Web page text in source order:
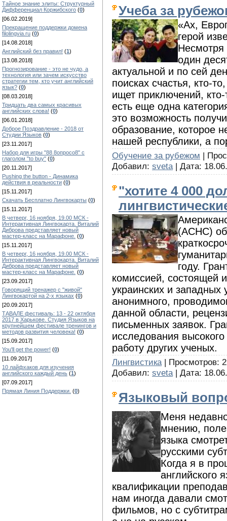
Тайное знание элиты: Структурный
Дифференциал Коржибского (0)
[06.02.2019]
Прекращение поддержки домена
filolingvia.ru (0)
[14.08.2018]
Английский без правил! (1)
[13.08.2018]
Прогнозирование - это не чудо, а
технология или зачем искусство
стратегии тем, кто учит английский
язык? (0)
[08.03.2018]
Тридцать два самых красивых
английских слова! (0)
[06.01.2018]
Доброе Поздравление - 2018 от
Студии Языков (0)
[23.11.2017]
Набор для игры "88 8опросо8" с
глаголом "to buy" (0)
[20.11.2017]
Pushing the button - Динамика
действия в реальности (0)
[15.11.2017]
Скачать Бесплатно Лингвокарты (0)
[15.11.2017]
В четверг, 16 ноября, 19.00 МСК -
Интерактивная Лингвокарта. Виталий
Диброва представляет новый
мастер-класс на Марафоне. (0)
[15.11.2017]
В четверг, 16 ноября, 19.00 МСК -
Интерактивная Лингвокарта. Виталий
Диброва представляет новый
мастер-класс на Марафоне. (0)
[23.09.2017]
Говорящий тренажер с "живой"
Лингвокартой на 2-х языках (0)
[20.09.2017]
ТАВАЛЕ фестиваль: 13 - 22 октября
2017 в Харькове. Студия Языков на
крупнейшем фестивале тренингов и
методов развития человека! (0)
[15.09.2017]
You'll get the power! (0)
[11.09.2017]
10 лайфхаков для изучения
английского каждый день (1)
[07.09.2017]
Прямая Линия Поддержки. (0)
Учеба за
«Ах,
герой
Несмотря
один
актуальной и по сей
поисках счастья, кто-
ищет приключений,
есть еще одна
это возможность
образование, которое
нашей республики, а
Обучение за рубежом |
Добавил: sveta | Дата:
"хотите 4 000
(АСНС)
году.
комиссией, состоящей
украинских и западных
анонимного,
данной области,
письменных заявок.
исследования
работу других ученых.
Лингвистика | Просмотров:
Добавил: sveta | Дата:
Языковый
Меня
мнению,
языка
русскими
Когда я в
английского
квалификации
нам иногда давали
фильмов, но с